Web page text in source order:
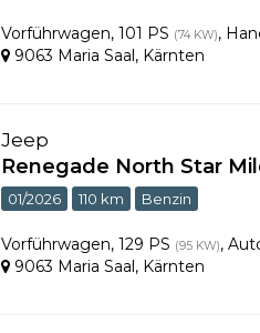
Vorführwagen,101 PS (74 KW),
9063 Maria Saal, Kärnten
Jeep
Renegade North Star
01/2026 110 km Benzin
Vorführwagen,129 PS (95 KW),
9063 Maria Saal, Kärnten